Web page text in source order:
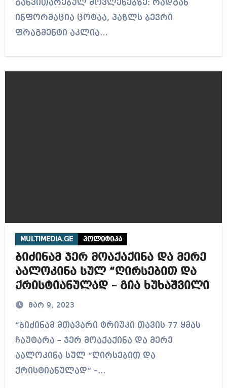
განვითარებულ მოვლენებზე: რადგან
ინფორმაცია ცოტაა, პაზლს ბევრი
ფრაგმენტი აკლია…
MULTIMEDIA.GE პოლიტიკა
ბიძინამ ჯერ მოაქაქინა და მერე
აალოკინა სულ “ღირსებით და
ქრისტიანულად – გია ხუხაშვილი
მარ 9, 2023
“ბიძინამ მთავარი ტრიუკი თავის 77 ყმას
ჩაუტარა – ჯერ მოაქაქინა და მერე
აალოკინა სულ “ღირსებით და
ქრისტიანულად” –…